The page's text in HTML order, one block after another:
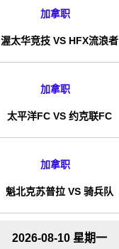
加拿职
渥太华竞技 VS HFX流浪者
加拿职
太平洋FC VS 约克联FC
加拿职
魁北克苏普拉 VS 骑兵队
2026-08-10 星期一